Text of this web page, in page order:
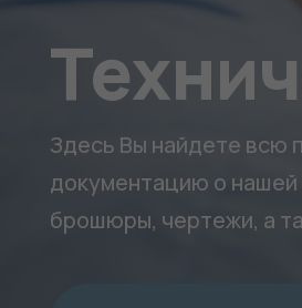
Здесь Вы найдете всю
документацию о нашей
брошюры, чертежи, а